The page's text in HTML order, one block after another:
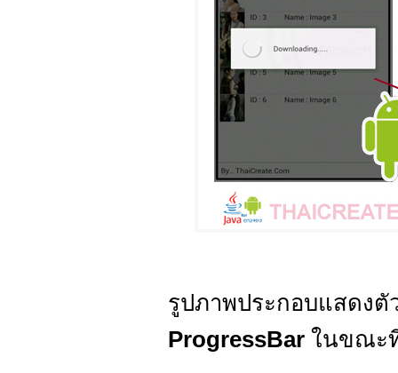
รูปภาพประกอบแสดงตั
ProgressBar ในขณะ